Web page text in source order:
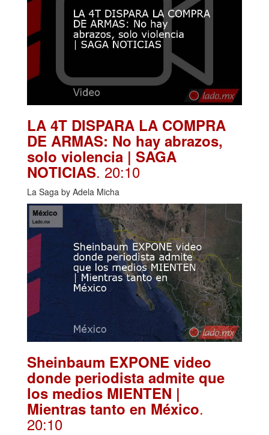
LA 4T DISPARA LA COMPRA
DE ARMAS: No hay abrazos,
solo violencia | SAGA
NOTICIAS. 20:10
La Saga by Adela Micha
Sheinbaum EXPONE video
donde periodista admite que
los medios MIENTEN |
Mientras tanto en México.
20:10